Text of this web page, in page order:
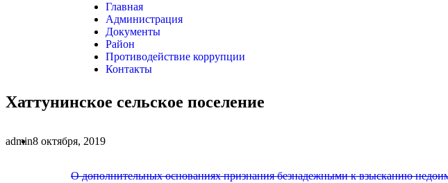
Главная
Администрация
Документы
Район
Противодействие коррупции
Контакты
Хаттунинское сельское поселение
admin8 октября, 2019
О дополнительных основаниях признания безнадежными к взысканию